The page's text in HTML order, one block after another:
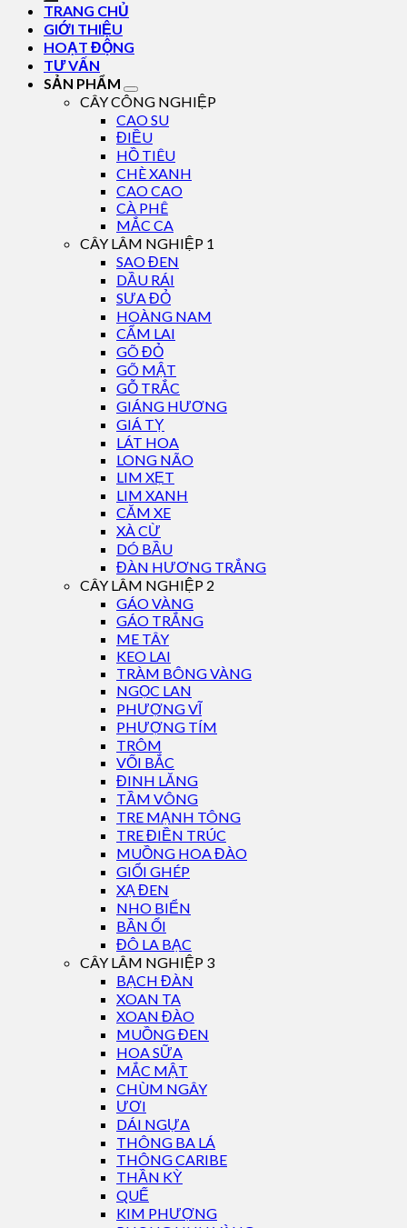
TRANG CHỦ
GIỚI THIỆU
HOẠT ĐỘNG
TƯ VẤN
SẢN PHẨM
CÂY CÔNG NGHIỆP
CAO SU
ĐIỀU
HỒ TIÊU
CHÈ XANH
CAO CAO
CÀ PHÊ
MẮC CA
CÂY LÂM NGHIỆP 1
SAO ĐEN
DẦU RÁI
SƯA ĐỎ
HOÀNG NAM
CẨM LAI
GÕ ĐỎ
GÕ MẬT
GỖ TRẮC
GIÁNG HƯƠNG
GIÁ TỴ
LÁT HOA
LONG NÃO
LIM XẸT
LIM XANH
CĂM XE
XÀ CỪ
DÓ BẦU
ĐÀN HƯƠNG TRẮNG
CÂY LÂM NGHIỆP 2
GÁO VÀNG
GÁO TRẮNG
ME TÂY
KEO LAI
TRÀM BÔNG VÀNG
NGỌC LAN
PHƯỢNG VĨ
PHƯỢNG TÍM
TRÔM
VỐI BẮC
ĐINH LĂNG
TẦM VÔNG
TRE MẠNH TÔNG
TRE ĐIỀN TRÚC
MUỒNG HOA ĐÀO
GIỔI GHÉP
XẠ ĐEN
NHO BIỂN
BẦN ỔI
ĐÔ LA BẠC
CÂY LÂM NGHIỆP 3
BẠCH ĐÀN
XOAN TA
XOAN ĐÀO
MUỒNG ĐEN
HOA SỮA
MẮC MẬT
CHÙM NGÂY
ƯƠI
DÁI NGỰA
THÔNG BA LÁ
THÔNG CARIBE
THẦN KỲ
QUẾ
KIM PHƯỢNG